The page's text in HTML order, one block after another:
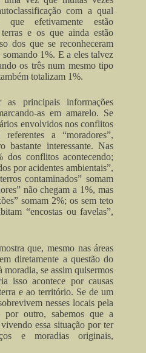
com a qual
que efetivamente estão
e os que ainda estão
dos que se reconheceram
1%. E a eles talvez
os três num mesmo tipo
totalizam 1%.
as principais informações
as em amarelo. Se
envolvidos nos conflitos
a “moradores”,
bastante interessante. Nas
dos conflitos acontecendo;
por acidentes ambientais”,
contaminados” somam
não chegam a 1%, mas
somam 2%; os sem teto
“encostas ou favelas”,
que, mesmo nas áreas
diretamente a questão do
se assim quisermos
isso acontece por causas
e ao território. Se de um
nesses locais pela
outro, sabemos que a
essa situação por ter
e moradias originais,